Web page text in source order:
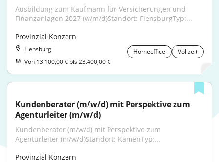
Ausbildung zum Kaufmann für Versicherungen und
Finanzanlagen 2027 (w/m/d)Standort: FlensburgTyp:...
Provinzial Konzern
Flensburg Homeoffice
Vollzeit
Von 13.100,00 € bis 23.400,00 €
Kundenberater (m/w/d) mit Perspektive zum
Agenturleiter (m/w/d)
Kundenberater (m/w/d) mit Perspektive zum
Agenturleiter (m/w/d)Standort: KamenTyp:...
Provinzial Konzern